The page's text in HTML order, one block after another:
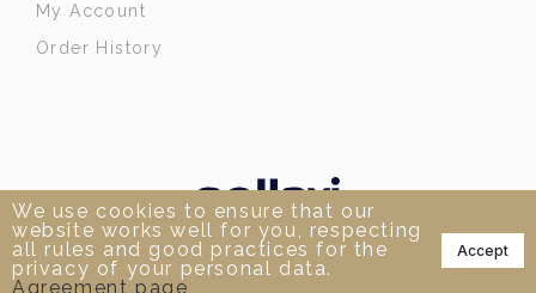
📞
We use cookies to ensure that our
website works well for you, respecting
all rules and good practices for the
privacy of your personal data.
Agreement page
Accept
My Account
Order History